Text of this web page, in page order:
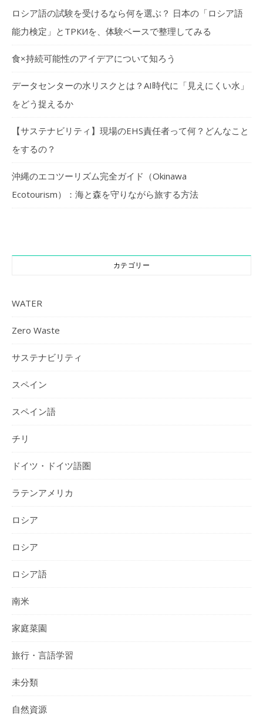
ロシア語の試験を受けるなら何を選ぶ？ 日本の「ロシア語
能力検定」とТРКИを、体験ベースで整理してみる
食×持続可能性のアイデアについて知ろう
データセンターの水リスクとは？AI時代に「見えにくい水」
をどう捉えるか
【サステナビリティ】現場のEHS責任者って何？どんなこと
をするの？
沖縄のエコツーリズム完全ガイド（Okinawa
Ecotourism）：海と森を守りながら旅する方法
カテゴリー
WATER
Zero Waste
サステナビリティ
スペイン
スペイン語
チリ
ドイツ・ドイツ語圏
ラテンアメリカ
ロシア
ロシア
ロシア語
南米
家庭菜園
旅行・言語学習
未分類
自然資源